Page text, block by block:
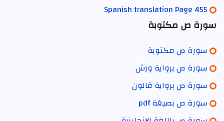
Spanish translation Page 455
سورة ص مكتوبة
سورة ص مكتوبة
سورة ص برواية ورش
سورة ص برواية قالون
سورة ص بصيغة pdf